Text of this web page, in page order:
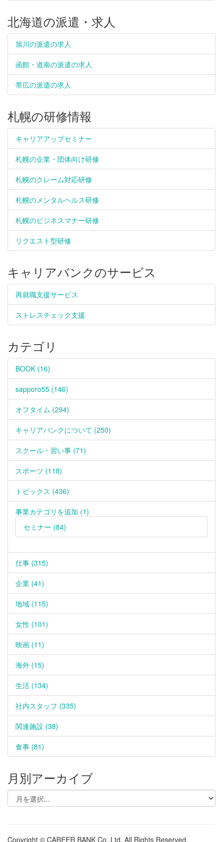
北海道の派遣・求人
旭川の派遣の求人
函館・道南の派遣の求人
帯広の派遣の求人
札幌の研修情報
キャリアアップセミナー
札幌の企業・団体向け研修
札幌のクレーム対応研修
札幌のメンタルヘルス研修
札幌のビジネスマナー研修
リクエスト型研修
キャリアバンクのサービス
再就職支援サービス
ストレスチェック支援
カテゴリ
BOOK (16)
sapporo55 (146)
オフタイム (294)
キャリアバンクについて (250)
スクール・習い事 (71)
スポーツ (118)
トピックス (436)
事業カテゴリを追加 (1)
セミナー (84)
仕事 (315)
企業 (41)
地域 (115)
女性 (101)
映画 (11)
海外 (15)
生活 (134)
社内スタッフ (335)
関連施設 (38)
食事 (81)
月別アーカイブ
Copyright © CAREER BANK Co.,Ltd. All Rights Reserved.